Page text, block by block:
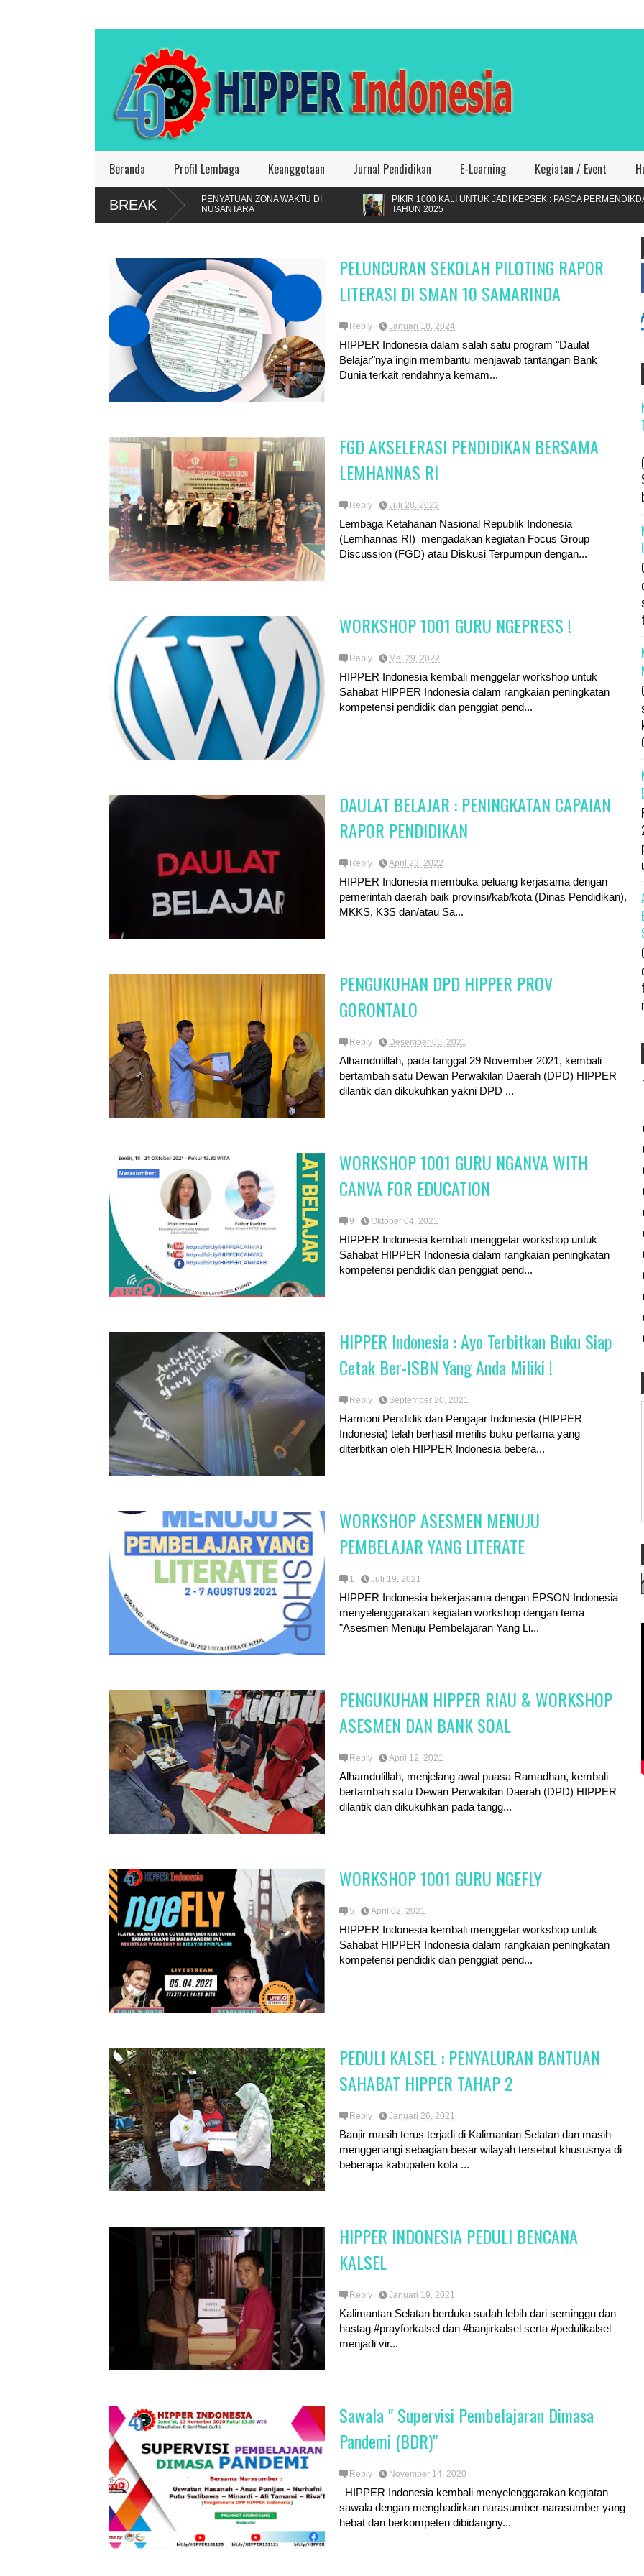
Beranda Profil Lembaga Keanggotaan Jurnal Pendidikan E-Learning Kegiatan / Event
BREAK
PENYATUAN ZONA WAKTU DI
NUSANTARA
PIKIR 1000 KALI UNTUK JADI KEPSEK : PASCA PERMENDIKDASMEN NOMOR 7
PELUNCURAN SEKOLAH PILOTING RAPOR
LITERASI DI SMAN 10 SAMARINDA
Reply Januari 18, 2024
HIPPER Indonesia dalam salah satu program "Daulat
Belajar"nya ingin membantu menjawab tantangan Bank
Dunia terkait rendahnya kemam...
FGD AKSELERASI PENDIDIKAN BERSAMA
LEMHANNAS RI
Reply Juli 28, 2022
Lembaga Ketahanan Nasional Republik Indonesia
(Lemhannas RI) mengadakan kegiatan Focus Group
Discussion (FGD) atau Diskusi Terpumpun dengan...
WORKSHOP 1001 GURU NGEPRESS !
Reply Mei 29, 2022
HIPPER Indonesia kembali menggelar workshop untuk
Sahabat HIPPER Indonesia dalam rangkaian peningkatan
kompetensi pendidik dan penggiat pend...
DAULAT BELAJAR : PENINGKATAN CAPAIAN
RAPOR PENDIDIKAN
Reply April 23, 2022
HIPPER Indonesia membuka peluang kerjasama dengan
pemerintah daerah baik provinsi/kab/kota (Dinas Pendidikan),
MKKS, K3S dan/atau Sa...
PENGUKUHAN DPD HIPPER PROV
GORONTALO
Reply Desember 05, 2021
Alhamdulillah, pada tanggal 29 November 2021, kembali
bertambah satu Dewan Perwakilan Daerah (DPD) HIPPER
dilantik dan dikukuhkan yakni DPD ...
WORKSHOP 1001 GURU NGANVA WITH
CANVA FOR EDUCATION
9 Oktober 04, 2021
HIPPER Indonesia kembali menggelar workshop untuk
Sahabat HIPPER Indonesia dalam rangkaian peningkatan
kompetensi pendidik dan penggiat pend...
HIPPER Indonesia : Ayo Terbitkan Buku Siap
Cetak Ber-ISBN Yang Anda Miliki !
Reply September 20, 2021
Harmoni Pendidik dan Pengajar Indonesia (HIPPER
Indonesia) telah berhasil merilis buku pertama yang
diterbitkan oleh HIPPER Indonesia bebera...
WORKSHOP ASESMEN MENUJU
PEMBELAJAR YANG LITERATE
1 Juli 19, 2021
HIPPER Indonesia bekerjasama dengan EPSON Indonesia
menyelenggarakan kegiatan workshop dengan tema
"Asesmen Menuju Pembelajaran Yang Li...
PENGUKUHAN HIPPER RIAU & WORKSHOP
ASESMEN DAN BANK SOAL
Reply April 12, 2021
Alhamdulillah, menjelang awal puasa Ramadhan, kembali
bertambah satu Dewan Perwakilan Daerah (DPD) HIPPER
dilantik dan dikukuhkan pada tangg...
WORKSHOP 1001 GURU NGEFLY
5 April 02, 2021
HIPPER Indonesia kembali menggelar workshop untuk
Sahabat HIPPER Indonesia dalam rangkaian peningkatan
kompetensi pendidik dan penggiat pend...
PEDULI KALSEL : PENYALURAN BANTUAN
SAHABAT HIPPER TAHAP 2
Reply Januari 26, 2021
Banjir masih terus terjadi di Kalimantan Selatan dan masih
menggenangi sebagian besar wilayah tersebut khususnya di
beberapa kabupaten kota ...
HIPPER INDONESIA PEDULI BENCANA
KALSEL
Reply Januari 19, 2021
Kalimantan Selatan berduka sudah lebih dari seminggu dan
hastag #prayforkalsel dan #banjirkalsel serta #pedulikalsel
menjadi vir...
Sawala " Supervisi Pembelajaran Dimasa
Pandemi (BDR)"
Reply November 14, 2020
HIPPER Indonesia kembali menyelenggarakan kegiatan
sawala dengan menghadirkan narasumber-narasumber yang
hebat dan berkompeten dibidangny...